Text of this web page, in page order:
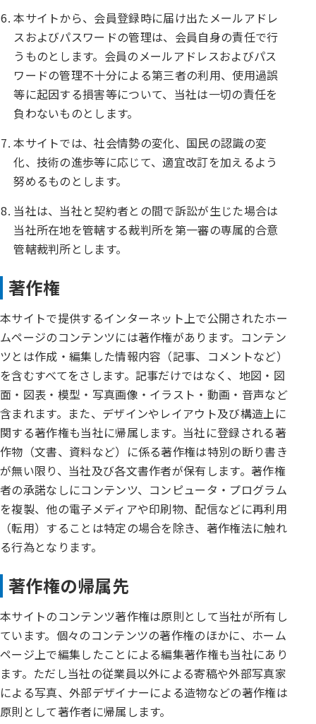
本サイトから、会員登録時に届け出たメールアドレ
スおよびパスワードの管理は、会員自身の責任で行
うものとします。会員のメールアドレスおよびパス
ワードの管理不十分による第三者の利用、使用過誤
等に起因する損害等について、当社は一切の責任を
負わないものとします。
本サイトでは、社会情勢の変化、国民の認識の変
化、技術の進歩等に応じて、適宜改訂を加えるよう
努めるものとします。
当社は、当社と契約者との間で訴訟が生じた場合は
当社所在地を管轄する裁判所を第一審の専属的合意
管轄裁判所とします。
著作権
本サイトで提供するインターネット上で公開されたホー
ムページのコンテンツには著作権があります。コンテン
ツとは作成・編集した情報内容（記事、コメントなど）
を含むすべてをさします。記事だけではなく、地図・図
面・図表・模型・写真画像・イラスト・動画・音声など
含まれます。また、デザインやレイアウト及び構造上に
関する著作権も当社に帰属します。当社に登録される著
作物（文書、資料など）に係る著作権は特別の断り書き
が無い限り、当社及び各文書作者が保有します。著作権
者の承諾なしにコンテンツ、コンピュータ・プログラム
を複製、他の電子メディアや印刷物、配信などに再利用
（転用）することは特定の場合を除き、著作権法に触れ
る行為となります。
著作権の帰属先
本サイトのコンテンツ著作権は原則として当社が所有し
ています。個々のコンテンツの著作権のほかに、ホーム
ページ上で編集したことによる編集著作権も当社にあり
ます。ただし当社の従業員以外による寄稿や外部写真家
による写真、外部デザイナーによる造物などの著作権は
原則として著作者に帰属します。